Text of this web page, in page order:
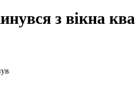
з вікна